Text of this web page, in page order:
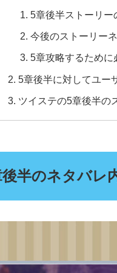
5章後半ストーリー
今後のストーリー
5章攻略するために
5章後半に対してユー
ツイステの5章後半の
半のネタバレ